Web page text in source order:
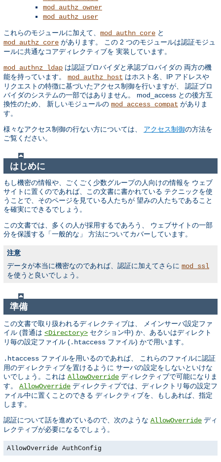
mod_authz_owner
mod_authz_user
これらのモジュールに加えて、 mod_authn_core と
mod_authz_core があります。 この 2 つのモジュールは認証モジュ
ールに共通なコアディレクティブを 実装しています。
mod_authnz_ldap は認証プロバイダと承認プロバイダの 両方の機
能を持っています。 mod_authz_host はホスト名、IP アドレスや
リクエストの特徴に基づいたアクセス制御を行いますが、 認証プロ
バイダのシステムの一部ではありません。 mod_access との後方互
換性のため、 新しいモジュールの mod_access_compat がありま
す。
様々なアクセス制御の行ない方については、 アクセス制御の方法を
ご覧ください。
はじめに
もし機密の情報や、ごくごく少数グループの人向けの情報を ウェブ
サイトに置くのであれば、この文書に書かれている テクニックを使
うことで、そのページを見ている人たちが 望みの人たちであること
を確実にできるでしょう。
この文書では、多くの人が採用するであろう、 ウェブサイトの一部
分を保護する「一般的な」 方法についてカバーしています。
注意
データが本当に機密なのであれば、認証に加えてさらに mod_ssl
を使うと良いでしょう。
準備
この文書で取り扱われるディレクティブは、 メインサーバ設定ファ
イル (普通は <Directory> セクション中) か、あるいはディレクト
リ毎の設定ファイル (.htaccess ファイル) かで用います。
.htaccess ファイルを用いるのであれば、 これらのファイルに認証
用のディレクティブを置けるように サーバの設定をしないといけな
いでしょう。これは AllowOverride ディレクティブで可能になりま
す。 AllowOverride ディレクティブでは、ディレクトリ毎の設定フ
ァイル中に置くことのできる ディレクティブを、もしあれば、指定
します。
認証について話を進めているので、次のような AllowOverride ディ
レクティブが必要になるでしょう。
AllowOverride AuthConfig